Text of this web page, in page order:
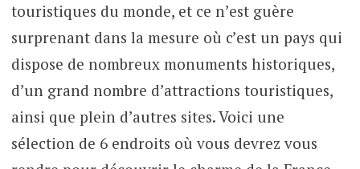
touristiques du monde, et ce n’est guère
surprenant dans la mesure où c’est un pays qui
dispose de nombreux monuments historiques,
d’un grand nombre d’attractions touristiques,
ainsi que plein d’autres sites. Voici une
sélection de 6 endroits où vous devrez vous